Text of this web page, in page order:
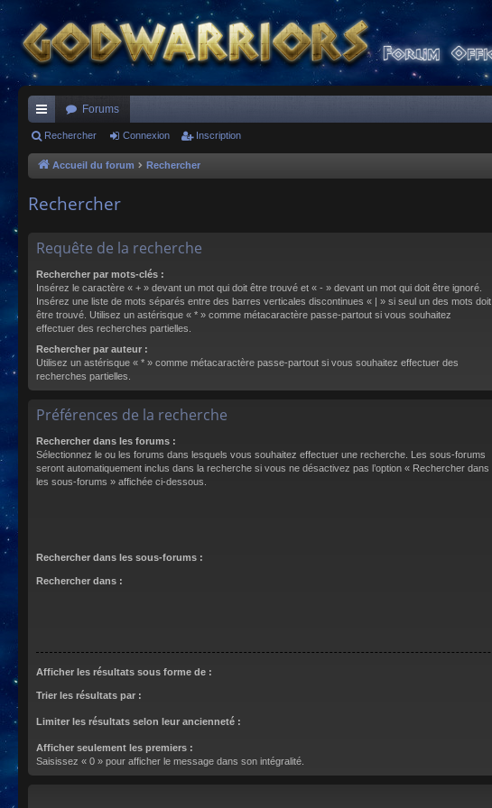
ac
co
s
Forums
Rechercher Connexion Inscription
Accueil du forum Rechercher
Rechercher
Requête de la recherche
Rechercher par mots-clés :
Insérez le caractère « + » devant un mot qui doit être trouvé et « - » devant un mot qui doit être ignoré.
Insérez une liste de mots séparés entre des barres verticales discontinues « | » si seul un des mots doit
être trouvé. Utilisez un astérisque « * » comme métacaractère passe-partout si vous souhaitez
effectuer des recherches partielles.
Rechercher par auteur :
Utilisez un astérisque « * » comme métacaractère passe-partout si vous souhaitez effectuer des
recherches partielles.
Préférences de la recherche
Rechercher dans les forums :
Sélectionnez le ou les forums dans lesquels vous souhaitez effectuer une recherche. Les sous-forums
seront automatiquement inclus dans la recherche si vous ne désactivez pas l’option « Rechercher dans
les sous-forums » affichée ci-dessous.
Rechercher dans les sous-forums :
Rechercher dans :
Afficher les résultats sous forme de :
Trier les résultats par :
Limiter les résultats selon leur ancienneté :
Afficher seulement les premiers :
Saisissez « 0 » pour afficher le message dans son intégralité.